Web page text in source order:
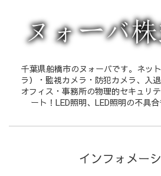
千葉県船橋市のヌォーバです。ネッ
ラ）・監視カメラ・防犯カメラ、入
オフィス・事務所の物理的セキュリ
ート！LED照明、LED照明の不具合
インフォメー